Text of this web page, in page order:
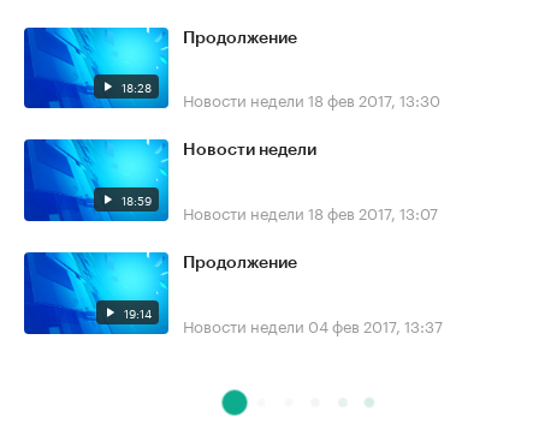
18:28
Продолжение
Новости недели 18 фев 2017, 13:30
18:59
Новости недели
Новости недели 18 фев 2017, 13:07
19:14
Продолжение
Новости недели 04 фев 2017, 13:37